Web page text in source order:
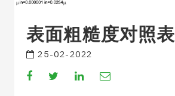
表面粗糙度对照表
25-02-2022
CompartirCompartirCompartirCompartir